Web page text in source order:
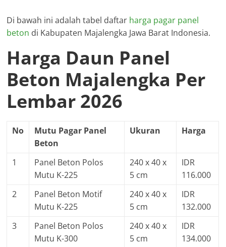
Di bawah ini adalah tabel daftar harga pagar panel
beton di Kabupaten Majalengka Jawa Barat Indonesia.
Harga Daun Panel
Beton Majalengka Per
Lembar 2026
No
Mutu Pagar Panel
Beton
Ukuran Harga
1
Panel Beton Polos
Mutu K-225
240 x 40 x
5 cm
IDR
116.000
2
Panel Beton Motif
Mutu K-225
240 x 40 x
5 cm
IDR
132.000
3
Panel Beton Polos
Mutu K-300
240 x 40 x
5 cm
IDR
134.000